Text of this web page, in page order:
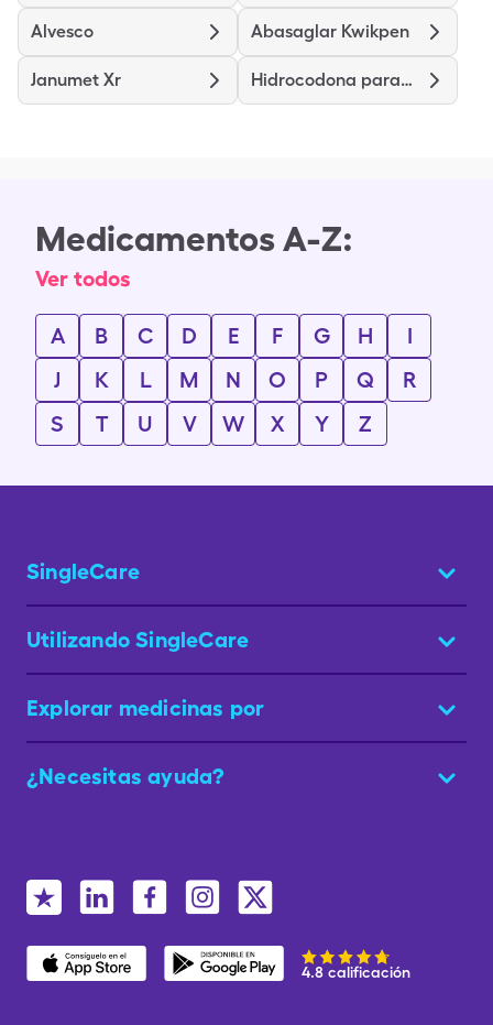
Alvesco Abasaglar Kwikpen
Janumet Xr Hidrocodona paracetamol
Medicamentos A-Z:
Ver todos
A B C D E F G H
I
J
K L M N O P Q
R
S
T U V W X Y Z
SingleCare
Utilizando SingleCare
Explorar medicinas por
¿Necesitas ayuda?
4.8 calificación